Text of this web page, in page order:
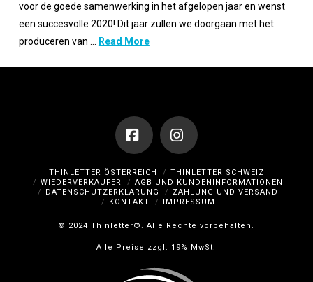
voor de goede samenwerking in het afgelopen jaar en wenst
een succesvolle 2020! Dit jaar zullen we doorgaan met het
produceren van …
Read More
FacebookInstagram
THINLETTER ÖSTERREICH
THINLETTER SCHWEIZ
WIEDERVERKÄUFER
AGB UND KUNDENINFORMATIONEN
DATENSCHUTZERKLÄRUNG
ZAHLUNG UND VERSAND
KONTAKT
IMPRESSUM
© 2024 Thinletter®. Alle Rechte vorbehalten.
Alle Preise zzgl. 19% MwSt.